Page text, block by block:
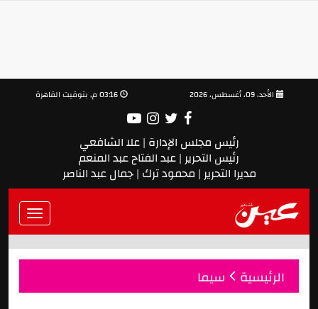
03:16 م, بتوقيت القاهرة
رئيس مجلس الإدارة | علا الشافعي
رئيس التحرير | عبد الفتاح عبد المنعم
مديرا التحرير | محمود ترك | جمال عبد الناصر
Toggle
الرئيسية سيما